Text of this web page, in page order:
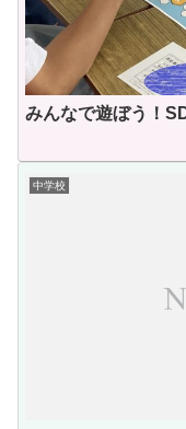
みんなで遊ぼう！
中学校